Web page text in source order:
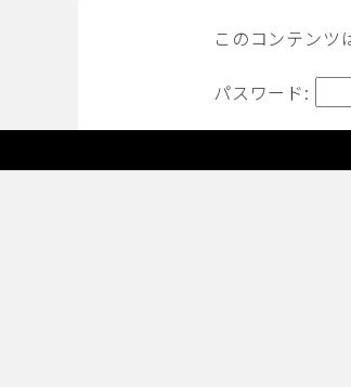
このコンテンツ
パスワード: